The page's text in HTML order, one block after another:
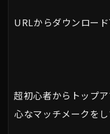
URLからダウンロー
超初心者からトップ
心なマッチメークを